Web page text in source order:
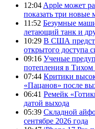
12:04 Apple может
показать три новые
11:52 Безумные
летающий танк и
10:29 В США
открытого доступа
09:16 Ученые
потепления в Тихом
07:44 Критики
«Пацанов» после
06:41 Ремейк
датой выхода
05:39 Складной
сентябре 2026 года